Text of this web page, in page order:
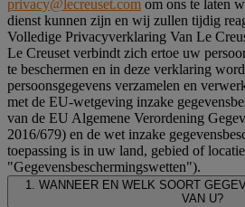
privacy@lecreuset.com om ons te laten
dienst kunnen zijn en wij zullen tijdig
Volledige Privacyverklaring Van Le
Le Creuset verbindt zich ertoe uw
te beschermen en in deze verklaring
persoonsgegevens verzamelen en
met de EU-wetgeving inzake
van de EU Algemene Verordening
2016/679) en de wet inzake
toepassing is in uw land, gebied of
"Gegevensbeschermingswetten").
1. WANNEER EN WELK SOORT
VAN U?